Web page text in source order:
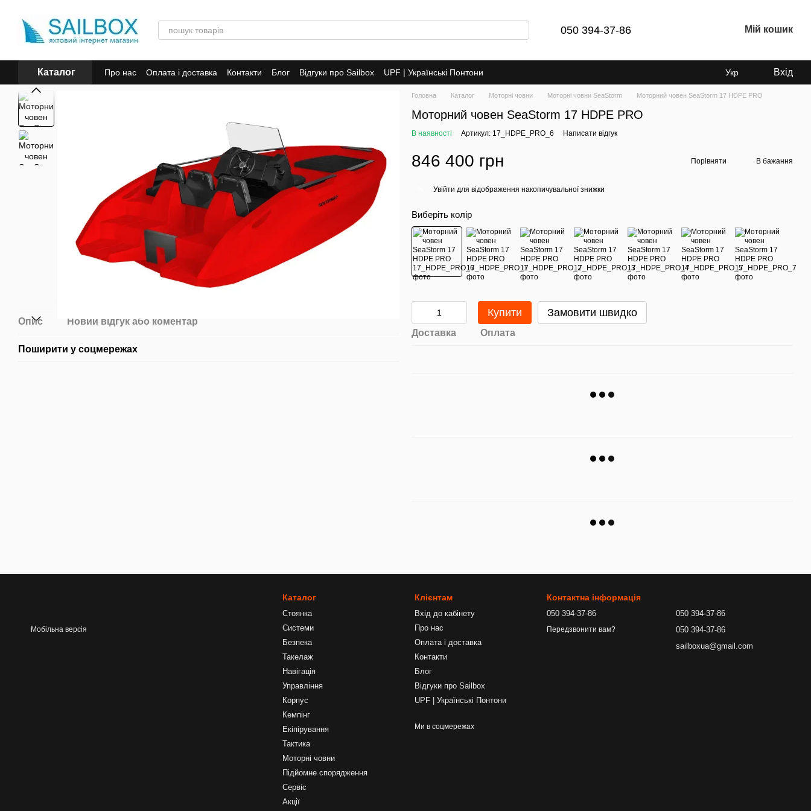
050 394-37-86 Мій кошик
Каталог Про нас Оплата і доставка Контакти Блог Відгуки про Sailbox UPF | Українські Понтони Укр Вхід
Опис Новий відгук або коментар
Поширити у соцмережах
Головна Каталог Моторні човни Моторні човни SeaStorm Моторний човен SeaStorm 17 HDPE PRO
Моторний човен SeaStorm 17 HDPE PRO
В наявності Артикул: 17_HDPE_PRO_6 Написати відгук
846 400 грн Порівняти В бажання
Увійти для відображення накопичувальної знижки
Виберіть колір
Купити Замовити швидко
Доставка Оплата
Мобільна версія
Каталог
Стоянка
Системи
Безпека
Такелаж
Навігація
Управління
Корпус
Кемпінг
Екіпірування
Тактика
Моторні човни
Підйомне спорядження
Сервіс
Акції
Клієнтам
Вхід до кабінету
Про нас
Оплата і доставка
Контакти
Блог
Відгуки про Sailbox
UPF | Українські Понтони
Ми в соцмережах
Контактна інформація
050 394-37-86
Передзвонити вам?
050 394-37-86
050 394-37-86
sailboxua@gmail.com